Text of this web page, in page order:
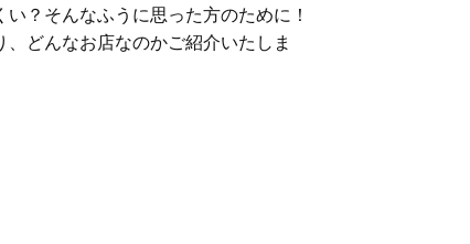
？そんなふうに思った方のために！
どんなお店なのかご紹介いたしま